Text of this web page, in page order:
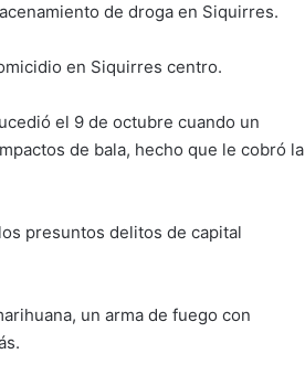
de droga en Siquirres.
en Siquirres centro.
el 9 de octubre cuando un
de bala, hecho que le cobró la
presuntos delitos de capital
un arma de fuego con